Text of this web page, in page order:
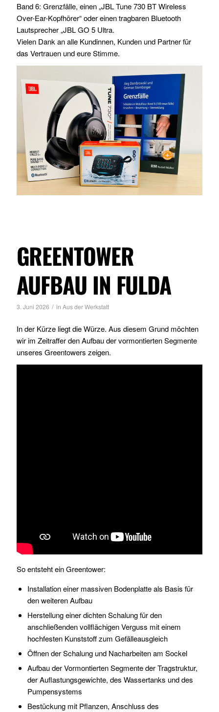
Band 6: Grenzfälle, einen „JBL Tune 730 BT Wireless
Over-Ear-Kopfhörer“ oder einen tragbaren Bluetooth
Lautsprecher „JBL GO 5 Ultra.
Vielen Dank an alle Kundinnen, Kunden und Partner für
das Vertrauen und eure Stimme.
GREENTOWER
AUFBAU IN FULDA
3. Juni 2026 / in Aus der Werkstatt
In der Kürze liegt die Würze. Aus diesem Grund möchten
wir im Zeitraffer den Aufbau der vormontierten Segmente
unseres Greentowers zeigen.
So entsteht ein Greentower:
Installation einer massiven Bodenplatte als Basis für
den weiteren Aufbau
Herstellung einer dichten Schalung für den
anschließenden vollflächigen Verguss mit einem
hochfesten Kunststoff zum Gefälleausgleich
Öffnen der Schalung und Nacharbeiten am Sockel
Aufbau der Vormontierten Segmente der Tragstruktur,
der Auflastungsgewichte, des Wassertanks und des
Pumpensystems
Bestückung mit Pflanzen, Anschluss des